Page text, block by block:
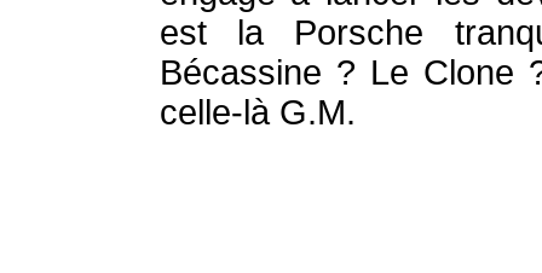
est la Porsche
Bécassine ? Le Clone
celle-là G.M.